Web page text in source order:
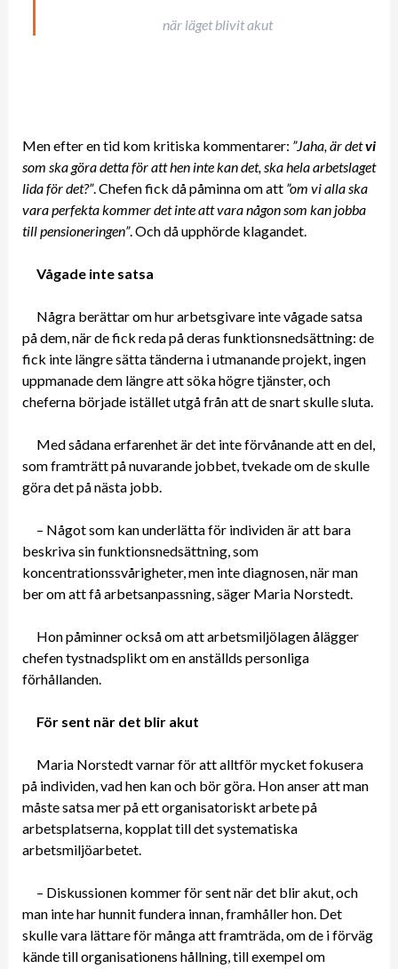
när läget blivit akut
Men efter en tid kom kritiska kommentarer: ”Jaha, är detvi
som ska göra detta för att hen inte kan det, ska hela arbetslaget
lida för det?”. Chefen fick då påminna om att ”om vi alla ska
vara perfekta kommer det inte att vara någon som kan jobba
till pensioneringen”. Och då upphörde klagandet.
Vågade inte satsa
Några berättar om hur arbetsgivare inte vågade satsa
på dem, när de fick reda på deras funktionsnedsättning: de
fick inte längre sätta tänderna i utmanande projekt, ingen
uppmanade dem längre att söka högre tjänster, och
cheferna började istället utgå från att de snart skulle sluta.
Med sådana erfarenhet är det inte förvånande att en del,
som framträtt på nuvarande jobbet, tvekade om de skulle
göra det på nästa jobb.
– Något som kan underlätta för individen är att bara
beskriva sin funktionsnedsättning, som
koncentrationssvårigheter, men inte diagnosen, när man
ber om att få arbetsanpassning, säger Maria Norstedt.
Hon påminner också om att arbetsmiljölagen ålägger
chefen tystnadsplikt om en anställds personliga
förhållanden.
För sent när det blir akut
Maria Norstedt varnar för att alltför mycket fokusera
på individen, vad hen kan och bör göra. Hon anser att man
måste satsa mer på ett organisatoriskt arbete på
arbetsplatserna, kopplat till det systematiska
arbetsmiljöarbetet.
– Diskussionen kommer för sent när det blir akut, och
man inte har hunnit fundera innan, framhåller hon. Det
skulle vara lättare för många att framträda, om de i förväg
kände till organisationens hållning, till exempel om